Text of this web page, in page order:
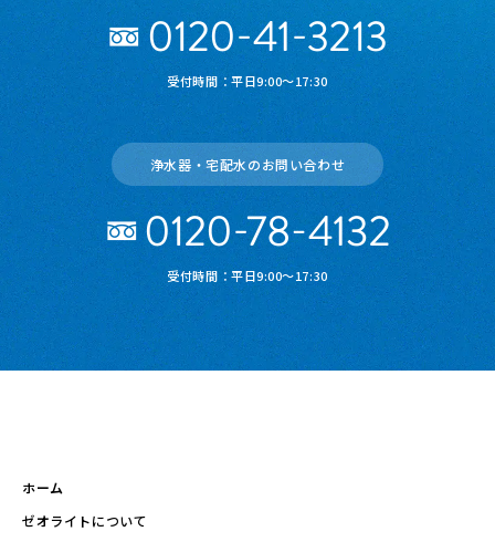
受付時間：平日9:00～17:30
浄水器・宅配水のお問い合わせ
受付時間：平日9:00～17:30
ホーム
ゼオライトについて